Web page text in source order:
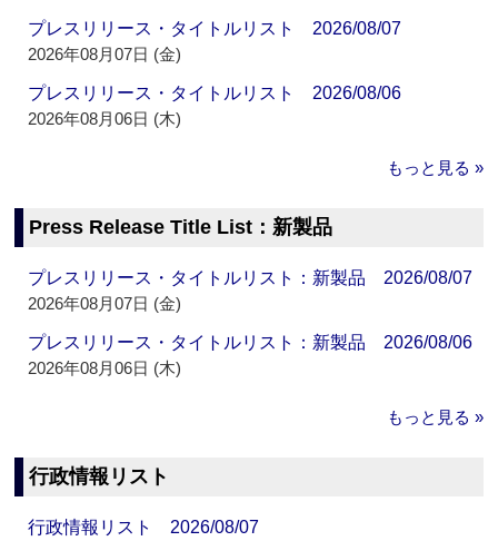
プレスリリース・タイトルリスト 2026/08/07
2026年08月07日 (金)
プレスリリース・タイトルリスト 2026/08/06
2026年08月06日 (木)
もっと見る »
Press Release Title List：新製品
プレスリリース・タイトルリスト：新製品 2026/08/07
2026年08月07日 (金)
プレスリリース・タイトルリスト：新製品 2026/08/06
2026年08月06日 (木)
もっと見る »
行政情報リスト
行政情報リスト 2026/08/07